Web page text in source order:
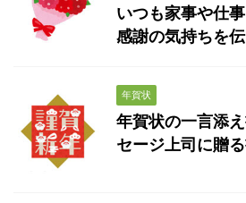
いつも家事や仕
感謝の気持ちを
年賀状
年賀状の一言添
セージ上司に贈